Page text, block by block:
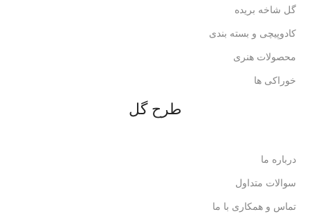
گل شاخه بریده
کادوپیچی و بسته بندی
محصولات هنری
خوراکی ها
طرح گل
درباره ما
سوالات متداول
تماس و همکاری با ما